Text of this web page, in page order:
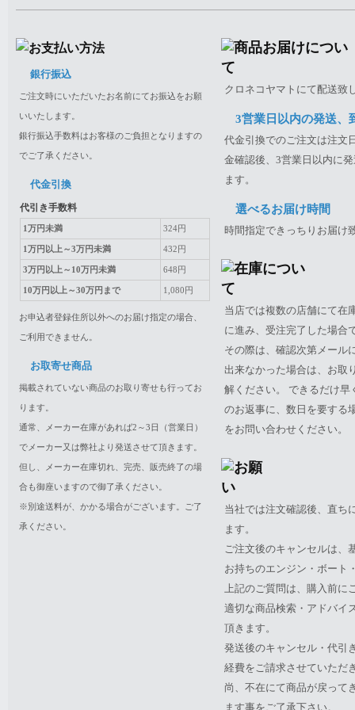
銀行振込
ご注文時にいただいたお名前にてお振込をお願
いいたします。
銀行振込手数料はお客様のご負担となりますの
でご了承ください。
代金引換
代引き手数料
1万円未満 324円
1万円以上～3万円未満 432円
3万円以上～10万円未満 648円
10万円以上～30万円まで 1,080円
お申込者登録住所以外へのお届け指定の場合、
ご利用できません。
お取寄せ商品
掲載されていない商品のお取り寄せも行ってお
ります。
通常、メーカー在庫があれば2～3日（営業日）
でメーカー又は弊社より発送させて頂きます。
但し、メーカー在庫切れ、完売、販売終了の場
合も御座いますので御了承ください。
※別途送料が、かかる場合がございます。ご了
承ください。
クロネコヤマトにて配送致
3営業日以内の発送、
代金引換でのご注文は注文
金確認後、3営業日以内に
ます。
選べるお届け時間
時間指定できっちりお届け
当店では複数の店舗にて在
に進み、受注完了した場合
その際は、確認次第メール
出来なかった場合は、お取
解ください。 できるだけ
のお返事に、数日を要する
をお問い合わせください。
当社では注文確認後、直ち
ます。
ご注文後のキャンセルは、
お持ちのエンジン・ボート
上記のご質問は、購入前に
適切な商品検索・アドバイ
頂きます。
発送後のキャンセル・代引
経費をご請求させていただ
尚、不在にて商品が戻って
ます事をご了承下さい。